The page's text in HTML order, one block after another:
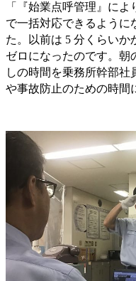
「『始業点呼管理』に
で一括対応できるように
た。以前は 5 分くらい
ゼロになったのです。朝
しの時間を乗務所幹部
や事故防止のための時間